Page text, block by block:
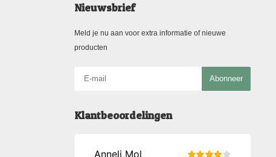
Nieuwsbrief
Meld je nu aan voor extra informatie of nieuwe
producten
Abonneer
Klantbeoordelingen